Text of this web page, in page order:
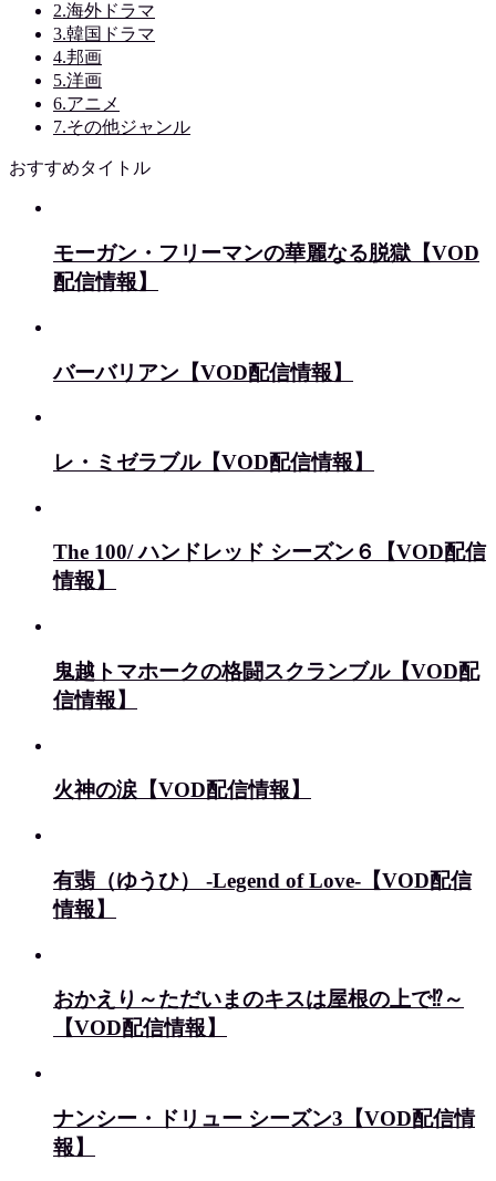
2.海外ドラマ
3.韓国ドラマ
4.邦画
5.洋画
6.アニメ
7.その他ジャンル
おすすめタイトル
モーガン・フリーマンの華麗なる脱獄【VOD
配信情報】
バーバリアン【VOD配信情報】
レ・ミゼラブル【VOD配信情報】
The 100/ ハンドレッド シーズン６【VOD配信
情報】
鬼越トマホークの格闘スクランブル【VOD配
信情報】
火神の涙【VOD配信情報】
有翡（ゆうひ） -Legend of Love-【VOD配信
情報】
おかえり～ただいまのキスは屋根の上で⁉～
【VOD配信情報】
ナンシー・ドリュー シーズン3【VOD配信情
報】